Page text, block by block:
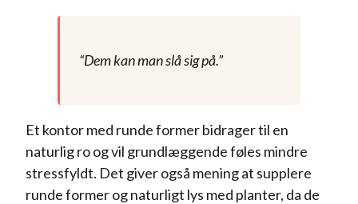
“Dem kan man slå sig på.”
Et kontor med runde former bidrager til en
naturlig ro og vil grundlæggende føles mindre
stressfyldt. Det giver også mening at supplere
runde former og naturligt lys med planter, da de